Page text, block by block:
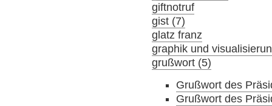
giftnotruf
gist (7)
glatz franz
graphik und
grußwort (5)
Grußwort des
Grußwort des